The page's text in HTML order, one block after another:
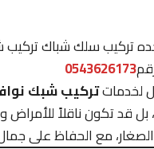
تركيب سلك شباك تركيب
0543626173
لخدماتتركيب شبك
قد تكون ناقلاً
مع الحفاظ على